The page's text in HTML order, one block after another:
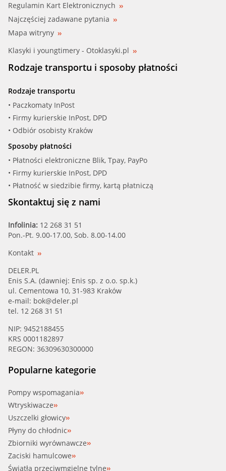
Regulamin Kart Elektronicznych
Najczęściej zadawane pytania
Mapa witryny
Klasyki i youngtimery - Otoklasyki.pl
Rodzaje transportu i sposoby płatności
Rodzaje transportu
• Paczkomaty InPost
• Firmy kurierskie InPost, DPD
• Odbiór osobisty Kraków
Sposoby płatności
• Płatności elektroniczne Blik, Tpay, PayPo
• Firmy kurierskie InPost, DPD
• Płatność w siedzibie firmy, kartą płatniczą
Skontaktuj się z nami
Infolinia: 12 268 31 51
Pon.-Pt. 9.00-17.00, Sob. 8.00-14.00
Kontakt
DELER.PL
Enis S.A. (dawniej: Enis sp. z o.o. sp.k.)
ul. Cementowa 10, 31-983 Kraków
e-mail: bok@deler.pl
tel. 12 268 31 51
NIP: 9452188455
KRS 0001182897
REGON: 36309630300000
Popularne kategorie
Pompy wspomagania
Wtryskiwacze
Uszczelki głowicy
Płyny do chłodnic
Zbiorniki wyrównawcze
Zaciski hamulcowe
Światła przeciwmgielne tylne